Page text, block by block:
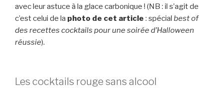
avec leur astuce à la glace carbonique ! (NB : il s’agit de
c’est celui de la photo de cet article : spécial best of
des recettes cocktails pour une soirée d’Halloween
réussie).
Les cocktails rouge sans alcool